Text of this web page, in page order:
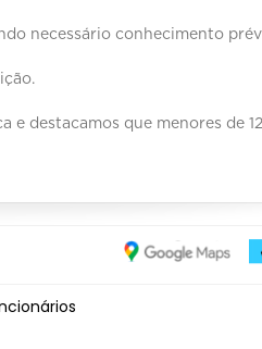
necessário conhecimento
e destacamos que menores de